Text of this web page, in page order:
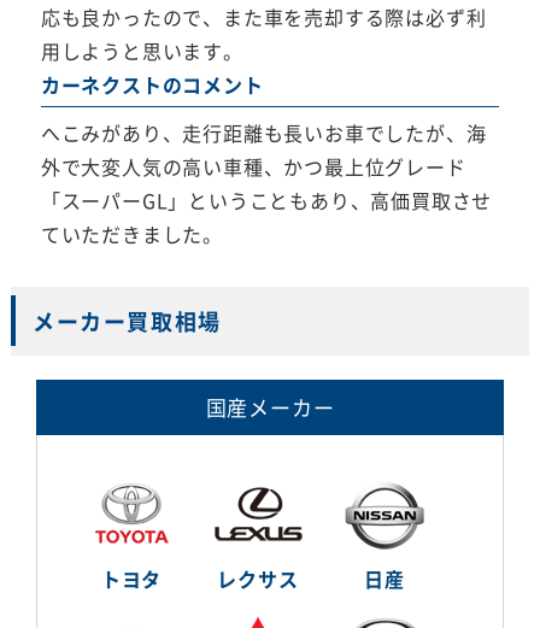
応も良かったので、また車を売却する際は必ず利
用しようと思います。
カーネクストのコメント
へこみがあり、走行距離も長いお車でしたが、海
外で大変人気の高い車種、かつ最上位グレード
「スーパーGL」ということもあり、高価買取させ
ていただきました。
メーカー買取相場
国産メーカー
トヨタ レクサス 日産